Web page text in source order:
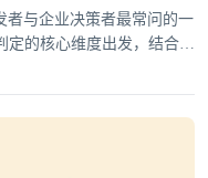
者与企业决策者最常问的一
的核心维度出发，结合行